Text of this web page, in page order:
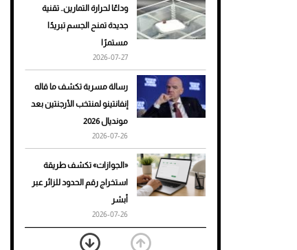
أفضل تدريج للشعر الطويل
لإطلالة جريئة وعصرية
للرجال
وداعًا لحرارة التمارين.. تقنية
جديدة تمنح الجسم تبريدًا
مستمرًا
2026-07-27
رسالة مسربة تكشف ما قاله
إنفانتينو لمنتخب الأرجنتين بعد
مونديال 2026
2026-07-26
«الجوازات» تكشف طريقة
استخراج رقم الحدود للزائر عبر
أبشر
2026-07-26
بعد 7 أشهر من تعرضه لحادث